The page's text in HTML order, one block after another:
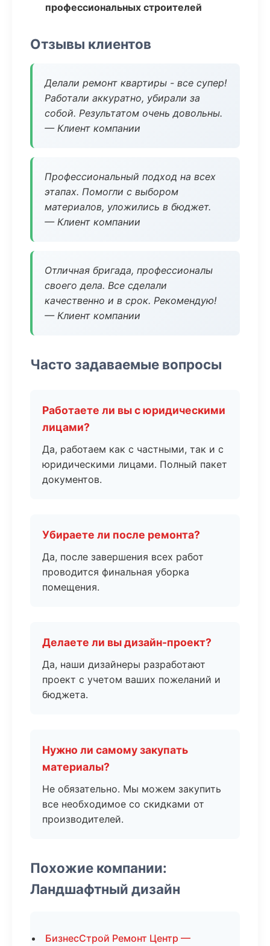
профессиональных строителей
Отзывы клиентов
Делали ремонт квартиры - все супер!
Работали аккуратно, убирали за
собой. Результатом очень довольны.
— Клиент компании
Профессиональный подход на всех
этапах. Помогли с выбором
материалов, уложились в бюджет.
— Клиент компании
Отличная бригада, профессионалы
своего дела. Все сделали
качественно и в срок. Рекомендую!
— Клиент компании
Часто задаваемые вопросы
Работаете ли вы с юридическими
лицами?
Да, работаем как с частными, так и с
юридическими лицами. Полный пакет
документов.
Убираете ли после ремонта?
Да, после завершения всех работ
проводится финальная уборка
помещения.
Делаете ли вы дизайн-проект?
Да, наши дизайнеры разработают
проект с учетом ваших пожеланий и
бюджета.
Нужно ли самому закупать
материалы?
Не обязательно. Мы можем закупить
все необходимое со скидками от
производителей.
Похожие компании:
Ландшафтный дизайн
БизнесСтрой Ремонт Центр —